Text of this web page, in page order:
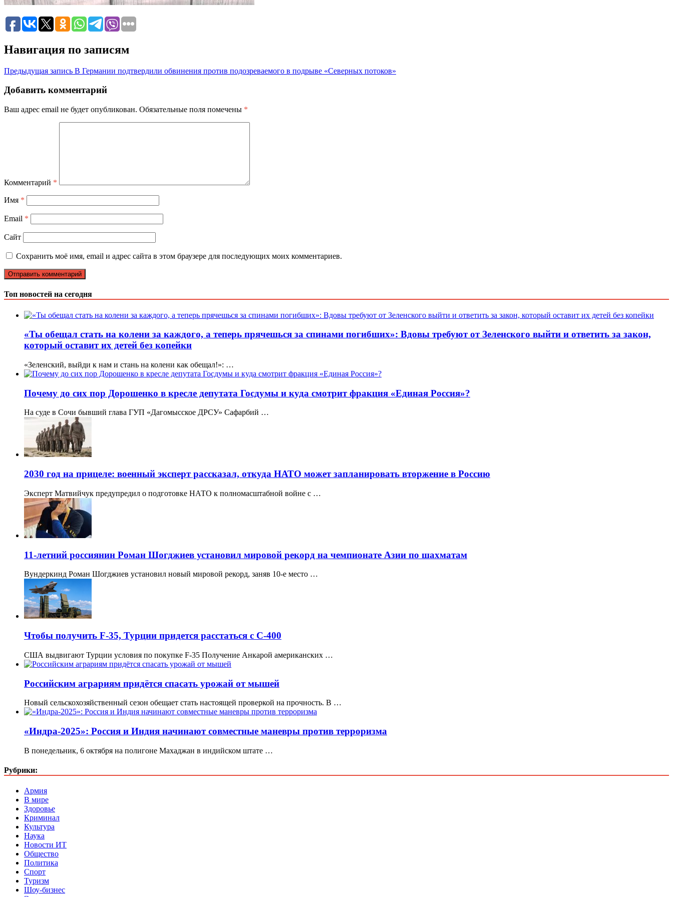
Навигация по записям
Предыдущая запись В Германии подтвердили обвинения против подозреваемого в подрыве «Северных потоков»
Добавить комментарий
Ваш адрес email не будет опубликован. Обязательные поля помечены *
Комментарий *
Имя *
Email *
Сайт
Сохранить моё имя, email и адрес сайта в этом браузере для последующих моих комментариев.
Топ новостей на сегодня
«Ты обещал стать на колени за каждого, а теперь прячешься за спинами погибших»: Вдовы требуют от Зеленского выйти и ответить за закон,
который оставит их детей без копейки
«Зеленский, выйди к нам и стань на колени как обещал!»: …
Почему до сих пор Дорошенко в кресле депутата Госдумы и куда смотрит фракция «Единая Россия»?
На суде в Сочи бывший глава ГУП «Дагомысское ДРСУ» Сафарбий …
2030 год на прицеле: военный эксперт рассказал, откуда НАТО может запланировать вторжение в Россию
Эксперт Матвийчук предупредил о подготовке НАТО к полномасштабной войне с …
11-летний россиянин Роман Шогджиев установил мировой рекорд на чемпионате Азии по шахматам
Вундеркинд Роман Шогджиев установил новый мировой рекорд, заняв 10-е место …
Чтобы получить F-35, Турции придется расстаться с C-400
США выдвигают Турции условия по покупке F-35 Получение Анкарой американских …
Российским аграриям придётся спасать урожай от мышей
Новый сельскохозяйственный сезон обещает стать настоящей проверкой на прочность. В …
«Индра-2025»: Россия и Индия начинают совместные маневры против терроризма
В понедельник, 6 октября на полигоне Махаджан в индийском штате …
Рубрики:
Армия
В мире
Здоровье
Криминал
Культура
Наука
Новости ИТ
Общество
Политика
Спорт
Туризм
Шоу-бизнес